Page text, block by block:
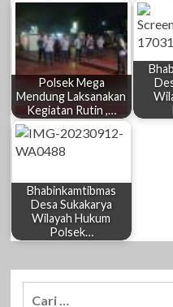
Polsek Mega
Mendung Laksanakan
Kegiatan Rutin ,…
Bhabinkamtibmas
Desa Sukakarya
Wilayah Hukum
Polsek…